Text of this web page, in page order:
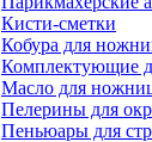
Кисти-сметки
Кобура для
Комплектующие
Масло для
Пелерины для
Пеньюары для